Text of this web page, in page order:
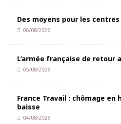
Des moyens pour les
06/08/2026
L’armée française de retour
05/08/2026
France Travail : chômage en
baisse
04/08/2026